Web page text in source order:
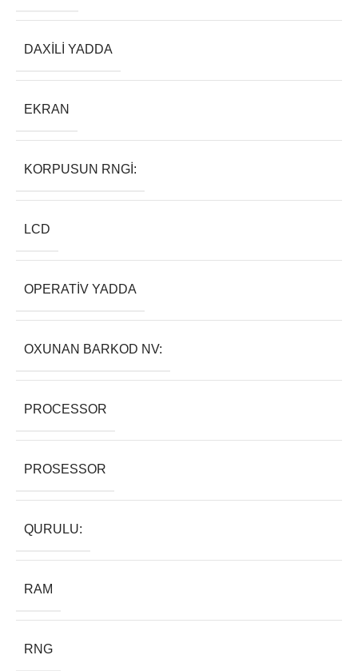
DAXILI YADDA
EKRAN
KORPUSUN RNGI:
LCD
OPERATIV YADDA
OXUNAN BARKOD NV:
PROCESSOR
PROSESSOR
QURULU:
RAM
RNG